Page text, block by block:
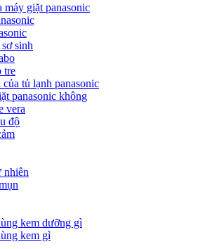
máy giặt panasonic
sinh
tre
tủ lạnh panasonic
panasonic không
vera
độ
nhiên
kem dưỡng gì
kem gì